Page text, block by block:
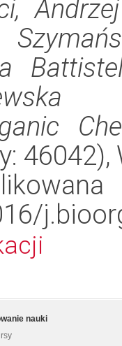
nauki